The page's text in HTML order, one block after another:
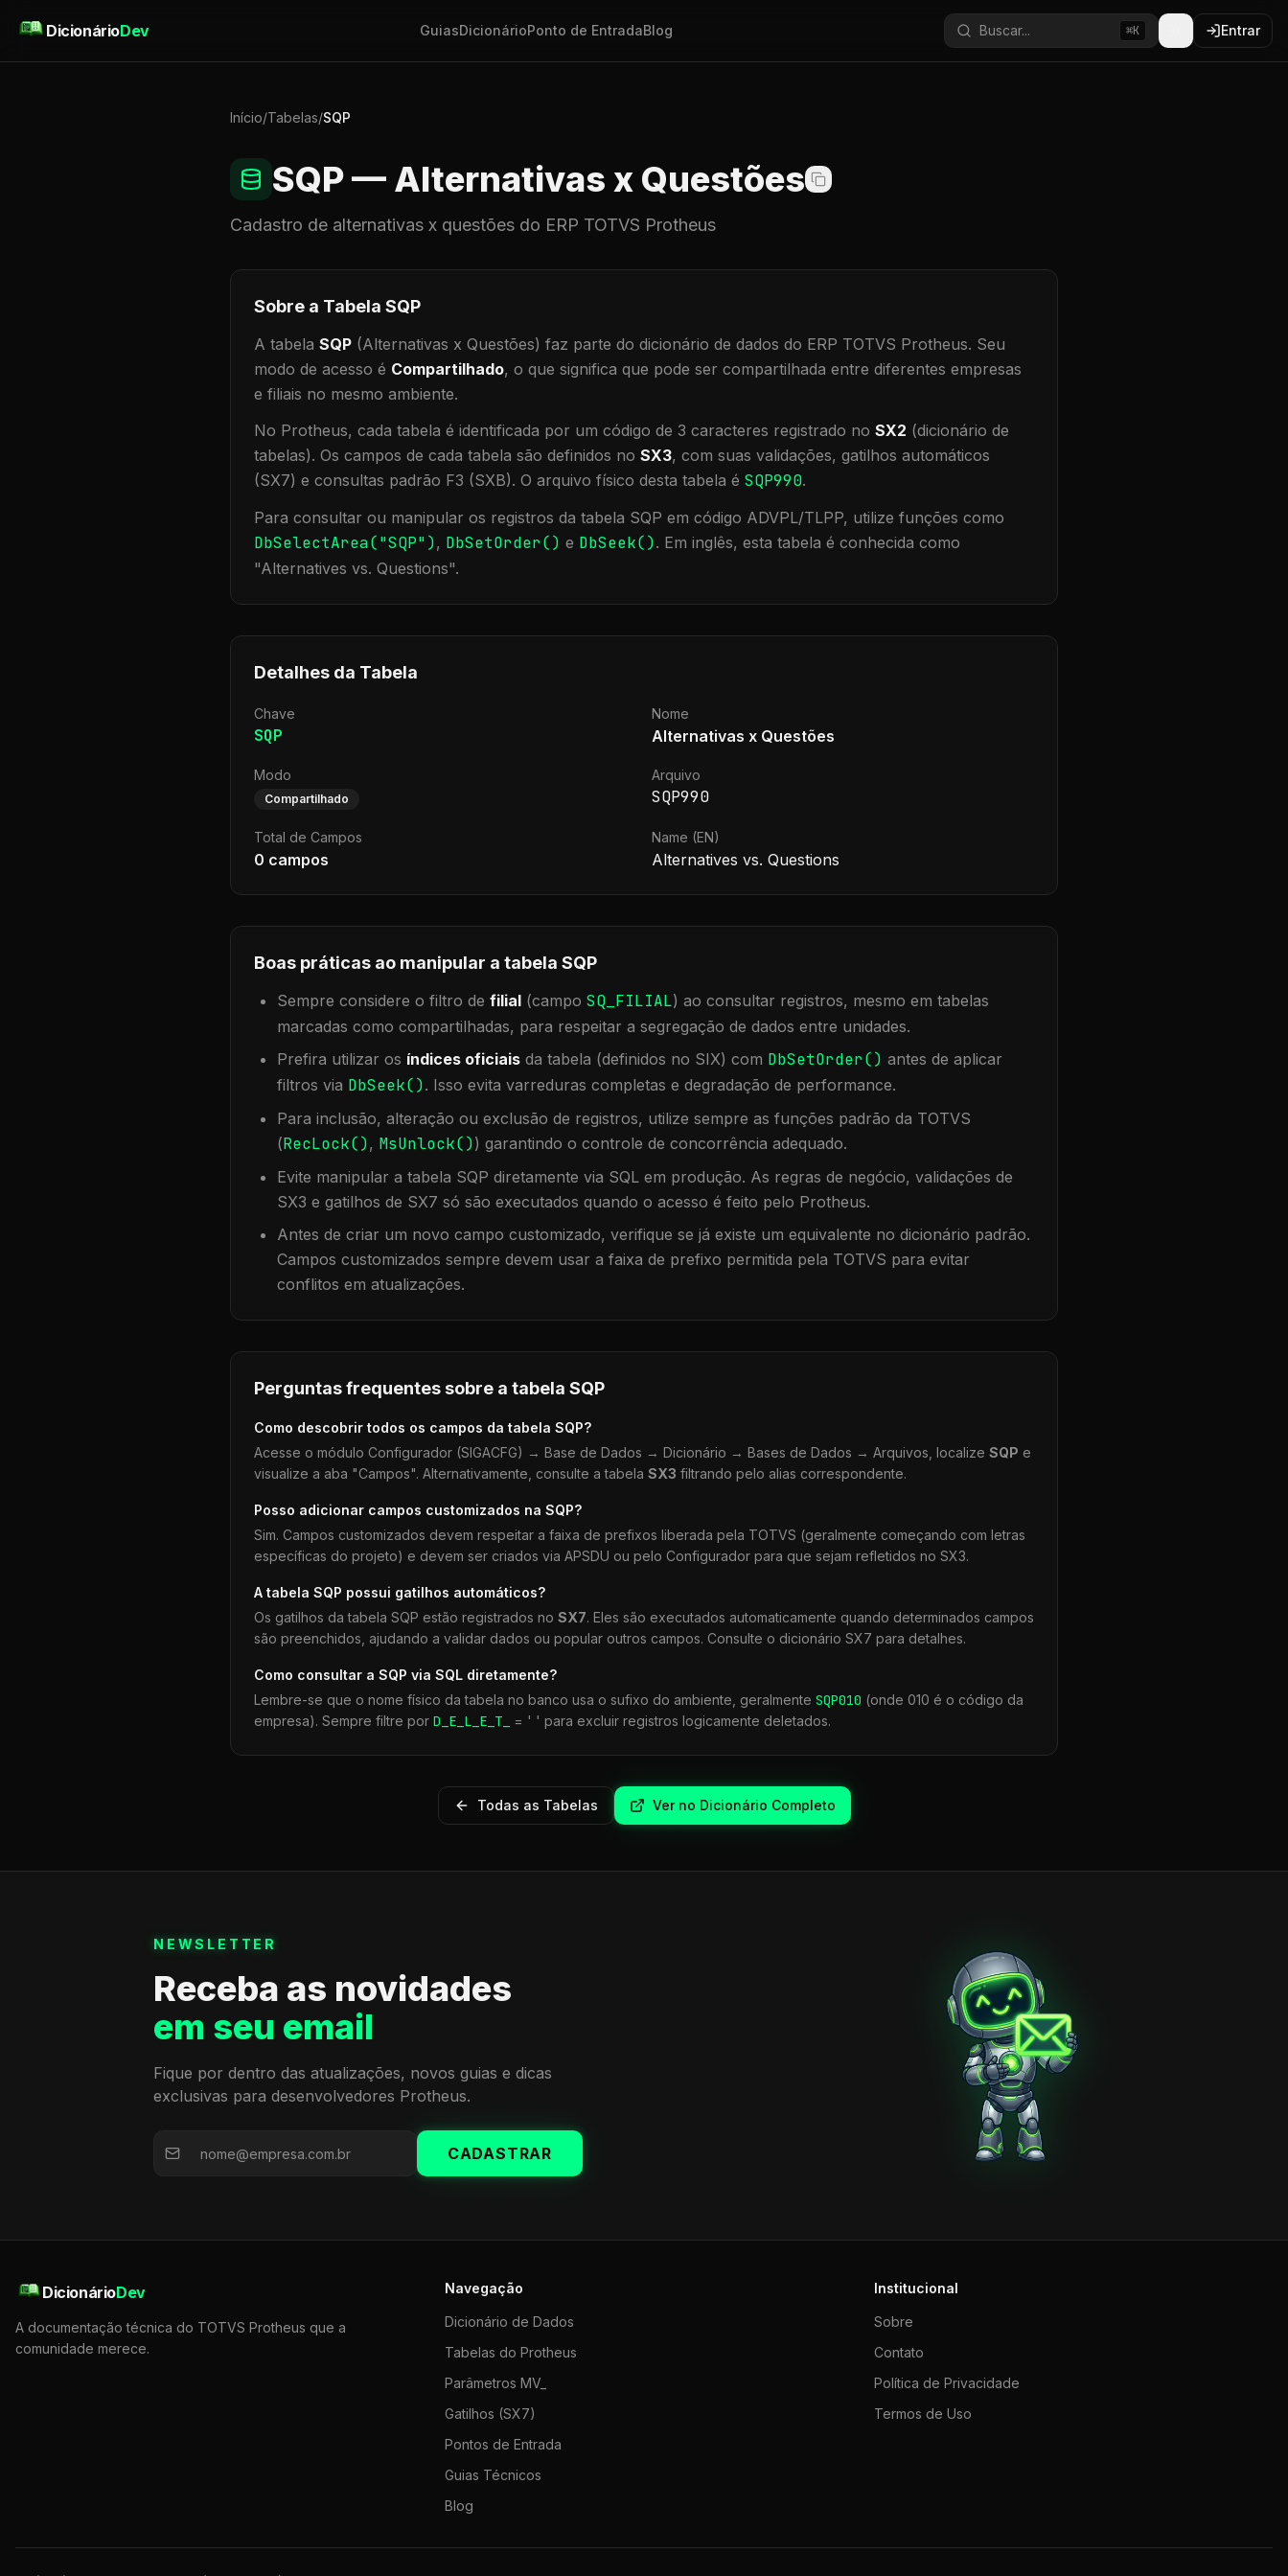
DicionárioDev GuiasDicionárioPonto de EntradaBlog Buscar... ⌘K Entrar
Início/Tabelas/SQP
SQP— Alternativas x Questões
Cadastro de alternativas x questões do ERP TOTVS Protheus
Sobre a Tabela SQP
A tabela SQP (Alternativas x Questões) faz parte do dicionário de dados do ERP TOTVS Protheus. Seu
modo de acesso é Compartilhado, o que significa que pode ser compartilhada entre diferentes empresas
e filiais no mesmo ambiente.
No Protheus, cada tabela é identificada por um código de 3 caracteres registrado no SX2 (dicionário de
tabelas). Os campos de cada tabela são definidos no SX3, com suas validações, gatilhos automáticos
(SX7) e consultas padrão F3 (SXB). O arquivo físico desta tabela é SQP990.
Para consultar ou manipular os registros da tabela SQP em código ADVPL/TLPP, utilize funções como
DbSelectArea("SQP"), DbSetOrder() e DbSeek(). Em inglês, esta tabela é conhecida como
"Alternatives vs. Questions".
Detalhes da Tabela
Chave
SQP
Nome
Alternativas x Questões
Modo
Compartilhado
Arquivo
SQP990
Total de Campos
0 campos
Name (EN)
Alternatives vs. Questions
Boas práticas ao manipular a tabela SQP
Sempre considere o filtro de filial (campo SQ_FILIAL) ao consultar registros, mesmo em tabelas
marcadas como compartilhadas, para respeitar a segregação de dados entre unidades.
Prefira utilizar os índices oficiais da tabela (definidos no SIX) com DbSetOrder() antes de aplicar
filtros via DbSeek(). Isso evita varreduras completas e degradação de performance.
Para inclusão, alteração ou exclusão de registros, utilize sempre as funções padrão da TOTVS
(RecLock(), MsUnlock()) garantindo o controle de concorrência adequado.
Evite manipular a tabela SQP diretamente via SQL em produção. As regras de negócio, validações de
SX3 e gatilhos de SX7 só são executados quando o acesso é feito pelo Protheus.
Antes de criar um novo campo customizado, verifique se já existe um equivalente no dicionário padrão.
Campos customizados sempre devem usar a faixa de prefixo permitida pela TOTVS para evitar
conflitos em atualizações.
Perguntas frequentes sobre a tabela SQP
Como descobrir todos os campos da tabela SQP?
Acesse o módulo Configurador (SIGACFG) → Base de Dados → Dicionário → Bases de Dados → Arquivos, localize SQP e
visualize a aba "Campos". Alternativamente, consulte a tabela SX3 filtrando pelo alias correspondente.
Posso adicionar campos customizados na SQP?
Sim. Campos customizados devem respeitar a faixa de prefixos liberada pela TOTVS (geralmente começando com letras
específicas do projeto) e devem ser criados via APSDU ou pelo Configurador para que sejam refletidos no SX3.
A tabela SQP possui gatilhos automáticos?
Os gatilhos da tabela SQP estão registrados no SX7. Eles são executados automaticamente quando determinados campos
são preenchidos, ajudando a validar dados ou popular outros campos. Consulte o dicionário SX7 para detalhes.
Como consultar a SQP via SQL diretamente?
Lembre-se que o nome físico da tabela no banco usa o sufixo do ambiente, geralmente SQP010 (onde 010 é o código da
empresa). Sempre filtre por D_E_L_E_T_ = ' ' para excluir registros logicamente deletados.
Todas as Tabelas Ver no Dicionário Completo
NEWSLETTER
Receba as novidades
em seu email
Fique por dentro das atualizações, novos guias e dicas
exclusivas para desenvolvedores Protheus.
CADASTRAR
DicionárioDev
A documentação técnica do TOTVS Protheus que a
comunidade merece.
Navegação
Dicionário de Dados
Tabelas do Protheus
Parâmetros MV_
Gatilhos (SX7)
Pontos de Entrada
Guias Técnicos
Blog
Institucional
Sobre
Contato
Política de Privacidade
Termos de Uso